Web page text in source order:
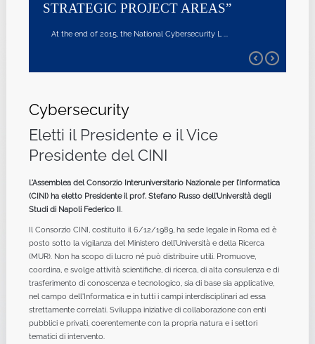
STRATEGIC PROJECT AREAS”
At the end of 2015, the National Cybersecurity L ...
Cybersecurity
Eletti il Presidente e il Vice
Presidente del CINI
L’Assemblea del Consorzio Interuniversitario Nazionale per l’Informatica
(CINI) ha eletto Presidente il prof. Stefano Russo dell’Università degli
Studi di Napoli Federico II.
Il Consorzio CINI, costituito il 6/12/1989, ha sede legale in Roma ed è
posto sotto la vigilanza del Ministero dell’Università e della Ricerca
(MUR). Non ha scopo di lucro né può distribuire utili. Promuove,
coordina, e svolge attività scientifiche, di ricerca, di alta consulenza e di
trasferimento di conoscenza e tecnologico, sia di base sia applicative,
nel campo dell'Informatica e in tutti i campi interdisciplinari ad essa
strettamente correlati. Sviluppa iniziative di collaborazione con enti
pubblici e privati, coerentemente con la propria natura e i settori
tematici di intervento.